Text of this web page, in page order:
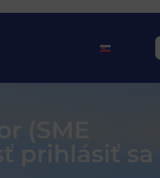
(SME
prihlásiť sa